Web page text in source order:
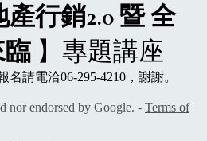
產行銷2.0 暨全
臨 】專題講座
請電洽06-295-4210，謝謝。
nor endorsed by Google. - Terms of